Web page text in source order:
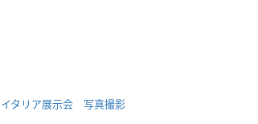
イタリア展示会 写真撮影